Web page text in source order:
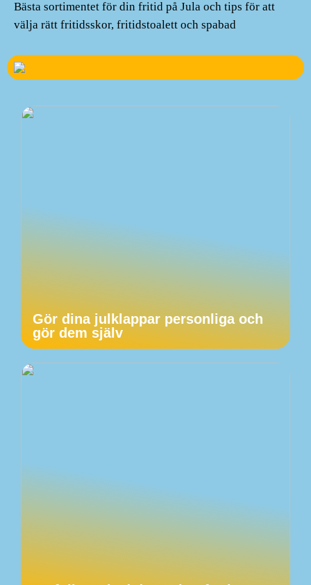
Bästa sortimentet för din fritid på Jula och tips för att
välja rätt fritidsskor, fritidstoalett och spabad
Gör dina julklappar personliga och
gör dem själv